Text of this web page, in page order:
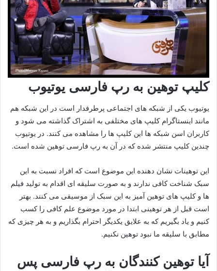
کلیپ توهین به رپ فارسی یوتیوب
یوتیوب یکی از شبکه های اجتماعی پرطرفدار است در این شبکه هم
مانند اینستاگرام کلیپ های مختلفی به اشتراک گذاشته می شود و
کاربران اسن شبکه ها این کلیپ ها را مشاهده می کنند. در یوتیوب
چندین کلیپ منتشر شده که در آن به رپ فارسی توهین شده است.
این توهینات نشان دهنده این موضوع است که افراد نسبت به این
سبک شناخت کافی ندارند و به صورت سلیقه ای اقدام به تولید فیلم
ها و کلیپ های توهین آمیز به این سبک از موسیقی می کنند. بهتر
است قبل از هر توهینی ابتدا در مورد موضوع علم کافی را کسب
کنیم و یاد بگیریم که به علایق یکدیگر احترام بگذاریم و به هر چیزی که
مطابق با سلیقه ما نبود توهین نکنیم.
آیا توهین کنندگان به رپ فارسی پس